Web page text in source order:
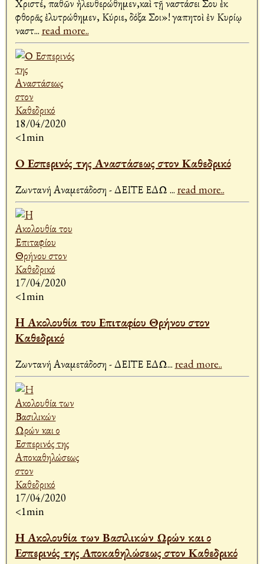
Χριστέ, παθῶν ἠλευθερώθημεν,καὶ τῇ Ἀναστάσει Σου ἐκ
φθορᾶς ἐλυτρώθημεν, Κύριε, δόξα Σοι»! Ἀγαπητοὶ ἐν Κυρίῳ
Ἀναστ... read more..
18/04/2020
<1min
Ο Εσπερινός της Αναστάσεως στον Καθεδρικό
Ζωντανή Αναμετάδοση - ΔΕΙΤΕ ΕΔΩ ... read more..
17/04/2020
<1min
H Ακολουθία του Επιταφίου Θρήνου στον
Καθεδρικό
Ζωντανή Αναμετάδοση - ΔΕΙΤΕ ΕΔΩ... read more..
17/04/2020
<1min
Η Ακολουθία των Βασιλικών Ωρών και ο
Εσπερινός της Αποκαθηλώσεως στον Καθεδρικό